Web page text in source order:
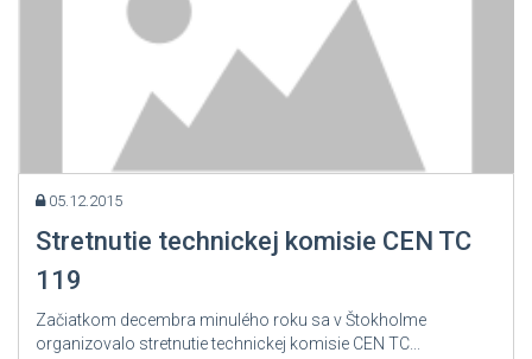
05.12.2015
Stretnutie technickej komisie CEN TC
119
Začiatkom decembra minulého roku sa v Štokholme
organizovalo stretnutie technickej komisie CEN TC...